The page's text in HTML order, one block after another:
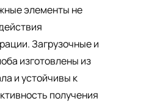
элементы не
Загрузочные и
изготовлены из
и устойчивы к
получения